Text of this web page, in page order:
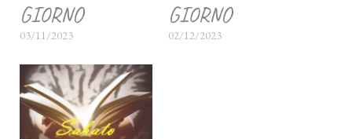
GIORNO
03/11/2023
GIORNO
02/12/2023